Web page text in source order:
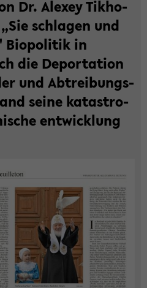
Dr. Ale­xey Tik­ho­
schla­gen und
Bio­po­li­tik in
die De­por­ta­ti­on
und Ab­trei­bungs­
seine ka­ta­stro­
ent­wick­lung